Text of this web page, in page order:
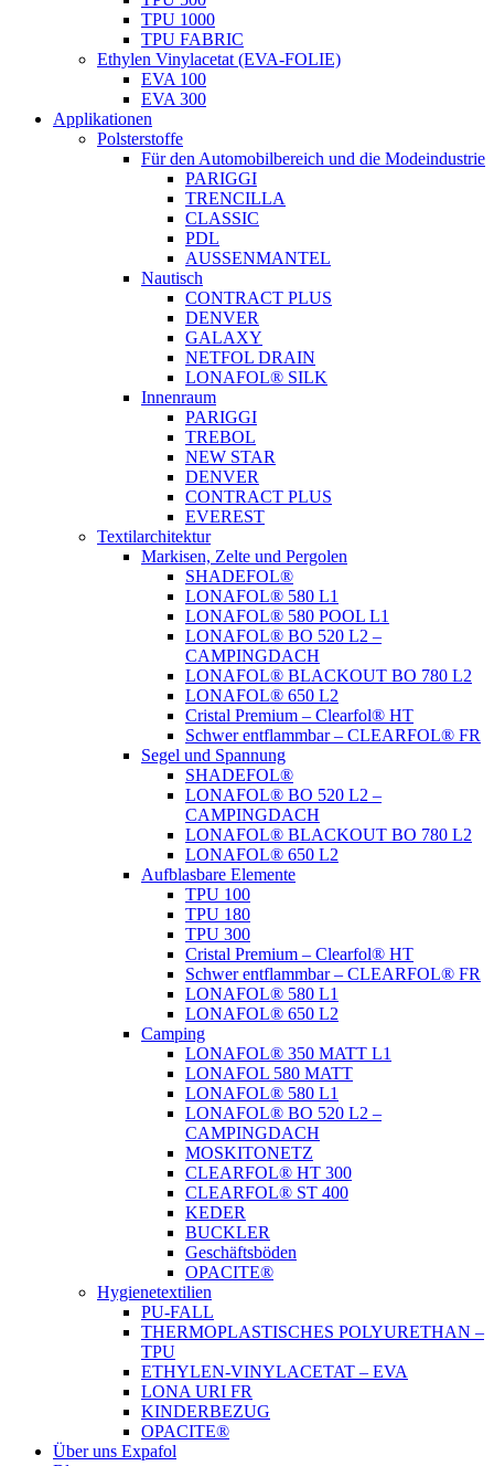
TPU 1000
TPU FABRIC
Ethylen Vinylacetat (EVA-FOLIE)
EVA 100
EVA 300
Applikationen
Polsterstoffe
Für den Automobilbereich und die Modeindustrie
PARIGGI
TRENCILLA
CLASSIC
PDL
AUSSENMANTEL
Nautisch
CONTRACT PLUS
DENVER
GALAXY
NETFOL DRAIN
LONAFOL® SILK
Innenraum
PARIGGI
TREBOL
NEW STAR
DENVER
CONTRACT PLUS
EVEREST
Textilarchitektur
Markisen, Zelte und Pergolen
SHADEFOL®
LONAFOL® 580 L1
LONAFOL® 580 POOL L1
LONAFOL® BO 520 L2 –
CAMPINGDACH
LONAFOL® BLACKOUT BO 780 L2
LONAFOL® 650 L2
Cristal Premium – Clearfol® HT
Schwer entflammbar – CLEARFOL® FR
Segel und Spannung
SHADEFOL®
LONAFOL® BO 520 L2 –
CAMPINGDACH
LONAFOL® BLACKOUT BO 780 L2
LONAFOL® 650 L2
Aufblasbare Elemente
TPU 100
TPU 180
TPU 300
Cristal Premium – Clearfol® HT
Schwer entflammbar – CLEARFOL® FR
LONAFOL® 580 L1
LONAFOL® 650 L2
Camping
LONAFOL® 350 MATT L1
LONAFOL 580 MATT
LONAFOL® 580 L1
LONAFOL® BO 520 L2 –
CAMPINGDACH
MOSKITONETZ
CLEARFOL® HT 300
CLEARFOL® ST 400
KEDER
BUCKLER
Geschäftsböden
OPACITE®
Hygienetextilien
PU-FALL
THERMOPLASTISCHES POLYURETHAN –
TPU
ETHYLEN-VINYLACETAT – EVA
LONA URI FR
KINDERBEZUG
OPACITE®
Über uns Expafol